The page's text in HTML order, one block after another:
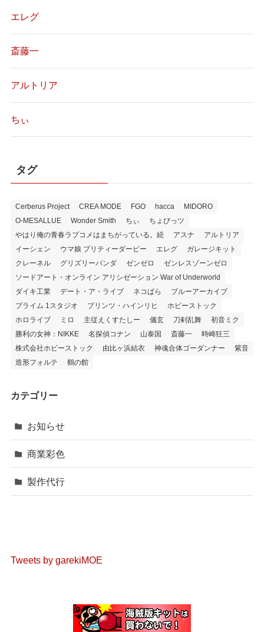
エレグ
斎藤一
アルトリア
ちぃ
タグ
Cerberus Project CREA MODE FGO hacca
MIDORO
O-MESALLUE
Wonder Smith ちぃ
ちょびっツ
やはり俺の青春ラブコメはまちがっている。続
アスナ
アルトリア
イーシェン
ウマ娘 プリティーダービー エレグ
ガレージキット
クレーネル
グリズリーパンダ ゼンゼロ
ゼンレスゾーンゼロ
ソードアート・オンライン アリシゼーション War of Underworld
ダイキ工業
デート・ア・ライブ ネコぱら
ブルーアーカイブ
プライム 1スタジオ
プリンツ・ハインリヒ
ホビーストック
ホロライブ
ミロ 主従えくすたしー 儀玄 刀剣乱舞
初音ミク
勝利の女神：NIKKE
名探偵コナン 山泰国 斎藤一
時崎狂三
株式会社ホビーストック
由比ヶ浜結衣 神魂合体ゴーダンナー
紫音
造形フォルテ
鶴の館
カテゴリー
お知らせ
商業彩色
製作代行
Tweets by garekiMOE